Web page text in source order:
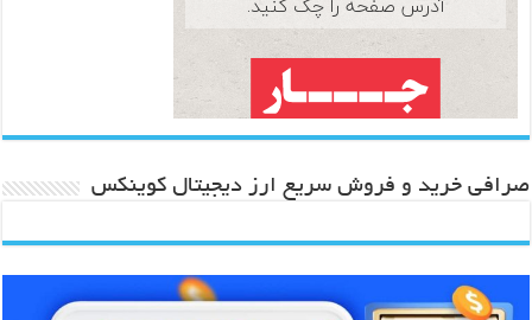
صرافی خرید و فروش سریع ارز دیجیتال کوینکس